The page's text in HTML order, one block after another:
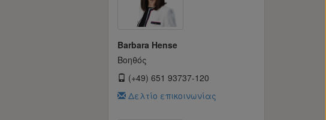
Barbara Hense
Βοηθός
(+49) 651 93737-120
Δελτίο επικοινωνίας